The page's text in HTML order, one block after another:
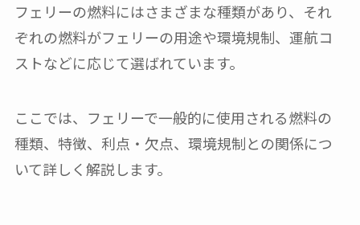
フェリーの燃料にはさまざまな種類があり、それ
ぞれの燃料がフェリーの用途や環境規制、運航コ
ストなどに応じて選ばれています。
ここでは、フェリーで一般的に使用される燃料の
種類、特徴、利点・欠点、環境規制との関係につ
いて詳しく解説します。